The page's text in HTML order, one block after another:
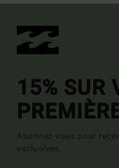
15% SUR
Abonnez-vous pour
exclusives.